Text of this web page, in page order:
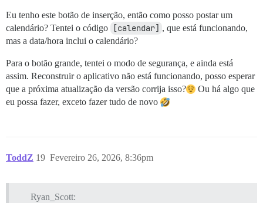
Eu tenho este botão de inserção, então como posso postar um
calendário? Tentei o código
[calendar] , que está funcionando,
mas a data/hora inclui o calendário?
Para o botão grande, tentei o modo de segurança, e ainda está
assim. Reconstruir o aplicativo não está funcionando, posso esperar
que a próxima atualização da versão corrija isso?
Ou há algo que
eu possa fazer, exceto fazer tudo de novo
ToddZ Fevereiro 26, 2026, 8:36pm
19
Ryan_Scott: